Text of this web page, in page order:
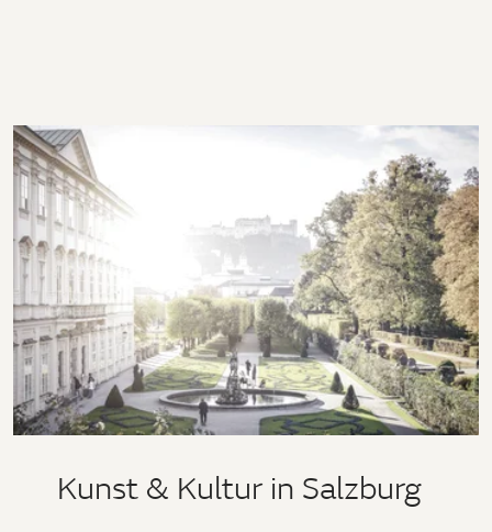
Kunst & Kultur in Salzburg